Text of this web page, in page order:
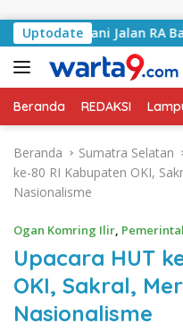
Uptodate
Jalan RA Basyid,
Beranda REDAKSI
Beranda Sumatra Selatan
ke-80 RI Kabupaten OKI,
Nasionalisme
Ogan Komring Ilir,
Upacara HUT
OKI, Sakral,
Nasionalisme